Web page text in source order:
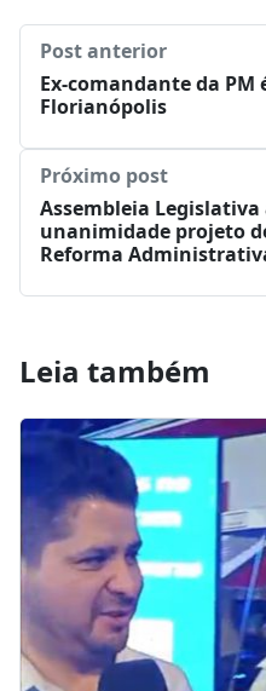
Post anterior
Ex-comandante da
Florianópolis
Próximo post
Assembleia Legislativa
unanimidade projeto
Reforma
Leia também